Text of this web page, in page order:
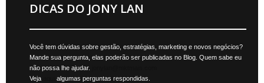
DICAS DO JONY LAN
Você tem dúvidas sobre gestão, estratégias, marketing e novos negócios?
Mande sua pergunta, elas poderão ser publicadas no Blog. Quem sabe eu
não possa lhe ajudar.
Veja
algumas perguntas respondidas.